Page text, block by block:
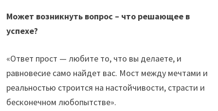
Может возникнуть вопрос – что решающее в
успехе?
«Ответ прост — любите то, что вы делаете, и
равновесие само найдет вас. Мост между мечтами и
реальностью строится на настойчивости, страсти и
бесконечном любопытстве».